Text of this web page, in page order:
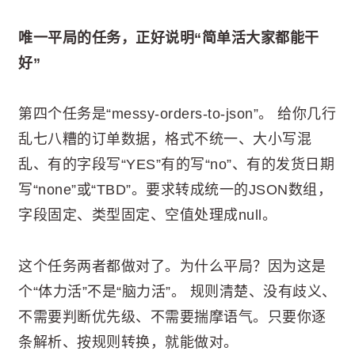
唯一平局的任务，正好说明“简单活大家都能干
好”
第四个任务是“messy-orders-to-json”。 给你几行
乱七八糟的订单数据，格式不统一、大小写混
乱、有的字段写“YES”有的写“no”、有的发货日期
写“none”或“TBD”。要求转成统一的JSON数组，
字段固定、类型固定、空值处理成null。
这个任务两者都做对了。为什么平局？因为这是
个“体力活”不是“脑力活”。 规则清楚、没有歧义、
不需要判断优先级、不需要揣摩语气。只要你逐
条解析、按规则转换，就能做对。